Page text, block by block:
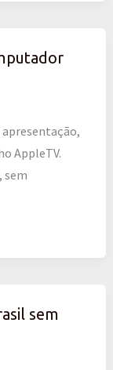
AppleTV.
sem
sem